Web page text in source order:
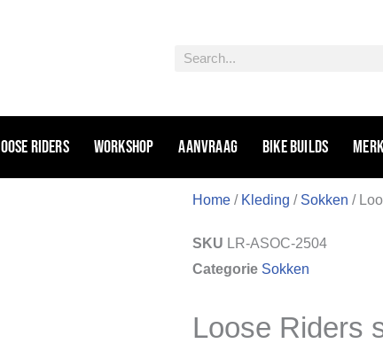
Zoeken
riders Workshop Aanvraag Bike Builds
Home / Kleding / Sokken /
SKU LR-ASOC-2504
Categorie Sokken
Loose Riders